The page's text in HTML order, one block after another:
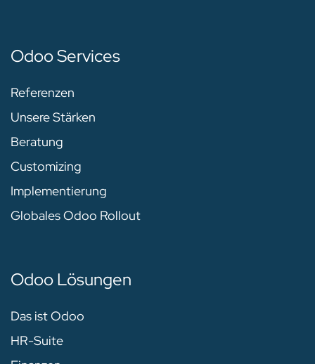
Odoo Services
Referenzen
Unsere Stärken
Beratung
Customizing
Implementierung
Globales Odoo Rollout
Odoo Lösungen
Das ist Odoo
HR-Suite